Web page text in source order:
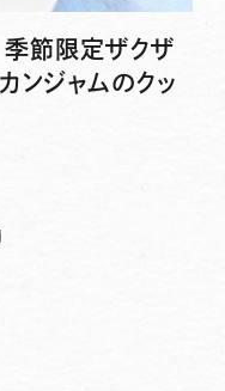
季節限定ザクザ
ンジャムのクッ